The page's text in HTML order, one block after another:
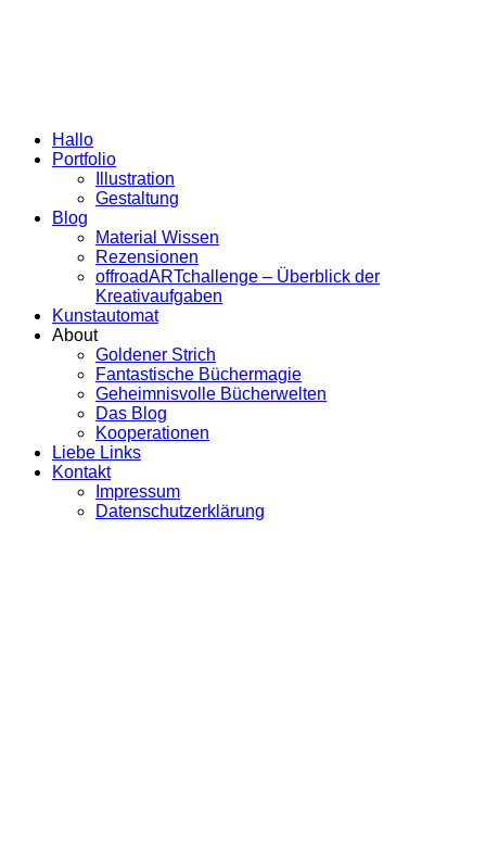
Hallo
Portfolio
Illustration
Gestaltung
Blog
Material Wissen
Rezensionen
offroadARTchallenge – Überblick der
Kreativaufgaben
Kunstautomat
About
Goldener Strich
Fantastische Büchermagie
Geheimnisvolle Bücherwelten
Das Blog
Kooperationen
Liebe Links
Kontakt
Impressum
Datenschutzerklärung